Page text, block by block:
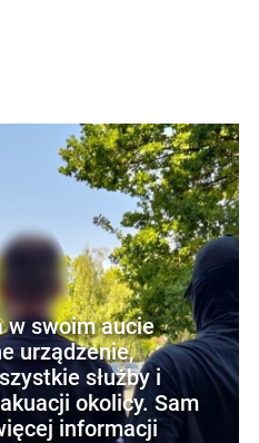
w swoim aucie
urządzenie,
służby i
okolicy. Sam
informacji